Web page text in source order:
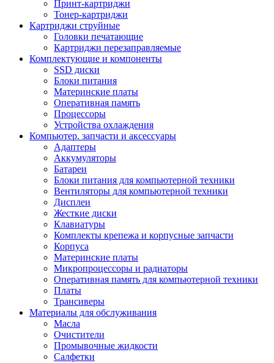
Принт-картриджи
Тонер-картриджи
Картриджи струйные
Головки печатающие
Картриджи перезаправляемые
Комплектующие и компоненты
SSD диски
Блоки питания
Материнские платы
Оперативная память
Процессоры
Устройства охлаждения
Компьютер. запчасти и аксессуары
Адаптеры
Аккумуляторы
Батареи
Блоки питания для компьютерной техники
Вентиляторы для компьютерной техники
Дисплеи
Жесткие диски
Клавиатуры
Комплекты крепежа и корпусные запчасти
Корпуса
Материнские платы
Микропроцессоры и радиаторы
Оперативная память для компьютерной техники
Платы
Трансиверы
Материалы для обслуживания
Масла
Очистители
Промывочные жидкости
Салфетки